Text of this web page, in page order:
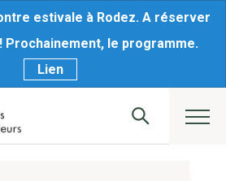
estivale à Rodez. A réserver
Prochainement, le programme.
Lien